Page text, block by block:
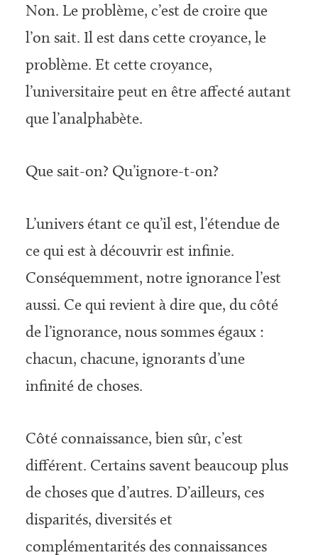
Non. Le problème, c’est de croire que
l’on sait. Il est dans cette croyance, le
problème. Et cette croyance,
l’universitaire peut en être affecté autant
que l’analphabète.
Que sait-on? Qu’ignore-t-on?
L’univers étant ce qu’il est, l’étendue de
ce qui est à découvrir est infinie.
Conséquemment, notre ignorance l’est
aussi. Ce qui revient à dire que, du côté
de l’ignorance, nous sommes égaux :
chacun, chacune, ignorants d’une
infinité de choses.
Côté connaissance, bien sûr, c’est
différent. Certains savent beaucoup plus
de choses que d’autres. D’ailleurs, ces
disparités, diversités et
complémentarités des connaissances